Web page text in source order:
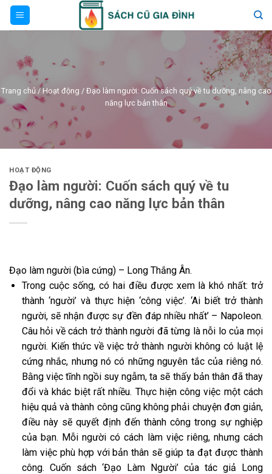
Skip
Trang chủ /Hoạt động / Đạo làm người: Cuốn sách quý về tu dưỡng, nâng cao
năng lực bản thân
HOẠT ĐỘNG
Đạo làm người: Cuốn sách quý về tu
dưỡng, nâng cao năng lực bản thân
Đạo làm người (bìa cứng) – Long Thắng Ân.
Trong cuộc sống, có hai điều được xem là khó nhất: trở
thành ‘người’ và thực hiện ‘công việc’. ‘Ai biết trở thành
người, sẽ nhận được sự đền đáp nhiều nhất’ – Napoleon.
Câu hỏi về cách trở thành người đã từng là nỗi lo của mọi
người. Kiến thức về việc trở thành người không có luật lệ
cứng nhắc, nhưng nó có những nguyên tắc của riêng nó.
Bằng việc tĩnh ngồi suy ngẫm, ta sẽ thấy bản thân đã thay
đổi và khác biệt rất nhiều. Thực hiện công việc một cách
hiệu quả và thành công cũng không phải chuyện đơn giản,
điều này sẽ quyết định đến thành công trong sự nghiệp
của bạn. Mỗi người có cách làm việc riêng, nhưng cách
làm việc phù hợp với bản thân sẽ giúp ta đạt được thành
công. Cuốn sách ‘Đạo Làm Người’ của tác giả Long